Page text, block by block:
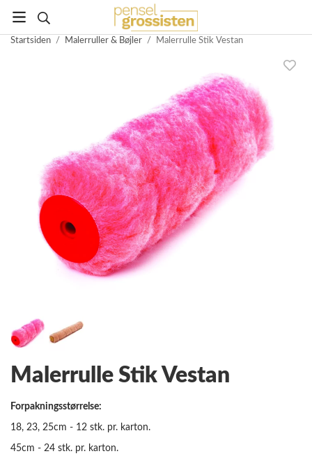
Startsiden / Malerruller & Bøjler / Malerrulle Stik Vestan
Malerrulle Stik Vestan
Forpakningsstørrelse:
18, 23, 25cm - 12 stk. pr. karton.
45cm - 24 stk. pr. karton.